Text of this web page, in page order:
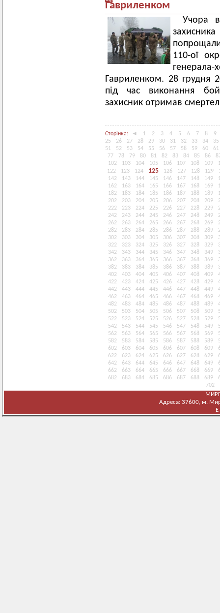
Гавриленком
Учора в
110-ої
Гавриленком. 28 грудня
під час виконання
захисник отримав
Сторінка: ◄ 1 2 3 4 5 6 7 8
9
25
26 27 28 29 30 31 32 33 34
35
51
52 53 54 55 56 57 58 59 60
61
77
78 79 80 81 82 83 84 85 86
102
103 104 105 106 107 108 109
122
123 124 125 126 127 128 129
142
143 144 145 146 147 148 149
162
163 164 165 166 167 168 169
182
183 184 185 186 187 188 189
202
203 204 205 206 207 208 209
222
223 224 225 226 227 228 229
242
243 244 245 246 247 248 249
262
263 264 265 266 267 268 269
282
283 284 285 286 287 288 289
302
303 304 305 306 307 308 309
322
323 324 325 326 327 328 329
342
343 344 345 346 347 348 349
362
363 364 365 366 367 368 369
382
383 384 385 386 387 388 389
402
403 404 405 406 407 408 409
422
423 424 425 426 427 428 429
442
443 444 445 446 447 448 449
462
463 464 465 466 467 468 469
482
483 484 485 486 487 488 489
502
503 504 505 506 507 508 509
522
523 524 525 526 527 528 529
542
543 544 545 546 547 548 549
562
563 564 565 566 567 568 569
582
583 584 585 586 587 588 589
602
603 604 605 606 607 608 609
622
623 624 625 626 627 628 629
642
643 644 645 646 647 648 649
662
663 664 665 666 667 668 669
682
683 684 685 686 687 688 689
702
Адреса: 37600, м.